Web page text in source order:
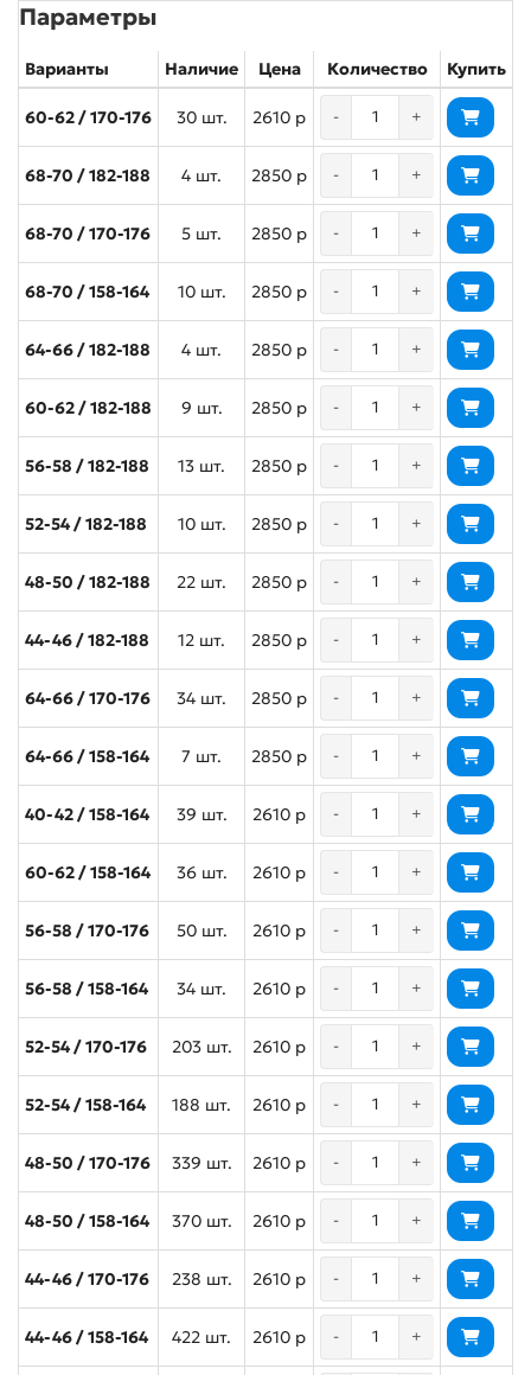
Параметры
Варианты Наличие Цена Количество Купить
60-62 / 170-176 30 шт. 2610 р - +
68-70 / 182-188 4 шт. 2850 р - +
68-70 / 170-176 5 шт. 2850 р - +
68-70 / 158-164 10 шт. 2850 р - +
64-66 / 182-188 4 шт. 2850 р - +
60-62 / 182-188 9 шт. 2850 р - +
56-58 / 182-188 13 шт. 2850 р - +
52-54 / 182-188 10 шт. 2850 р - +
48-50 / 182-188 22 шт. 2850 р - +
44-46 / 182-188 12 шт. 2850 р - +
64-66 / 170-176 34 шт. 2850 р - +
64-66 / 158-164 7 шт. 2850 р - +
40-42 / 158-164 39 шт. 2610 р - +
60-62 / 158-164 36 шт. 2610 р - +
56-58 / 170-176 50 шт. 2610 р - +
56-58 / 158-164 34 шт. 2610 р - +
52-54 / 170-176 203 шт. 2610 р - +
52-54 / 158-164 188 шт. 2610 р - +
48-50 / 170-176 339 шт. 2610 р - +
48-50 / 158-164 370 шт. 2610 р - +
44-46 / 170-176 238 шт. 2610 р - +
44-46 / 158-164 422 шт. 2610 р - +